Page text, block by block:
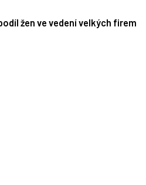
žen ve vedení velkých firem